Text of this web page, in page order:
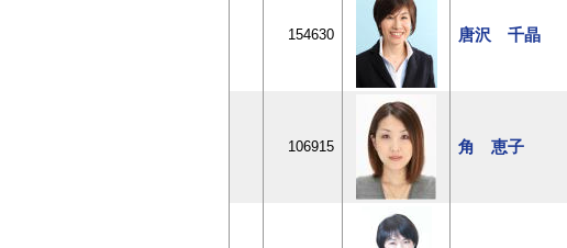
154630 唐沢 千晶
106915 角 恵子